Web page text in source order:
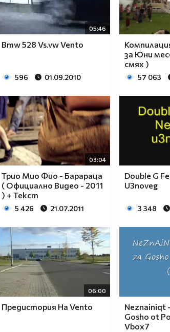
05:46
Bmw 528 Vs.vw Vento
596 01.09.2010
за Юни
смях )
57 063
03:04
Трио Мио Фио - Барараца
( Официално Видео - 2011
) + Текст
5 426 21.07.2011
Double G
U3noveg
3 348
06:00
Предистория На Vento
Neznainiqt
Gosho ot
Vbox7